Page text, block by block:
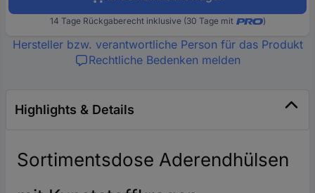
14 Tage Rückgaberecht inklusive (30 Tage mit )
Hersteller bzw. verantwortliche Person für das Produkt
Rechtliche Bedenken melden
Highlights & Details
Sortimentsdose Aderendhülsen